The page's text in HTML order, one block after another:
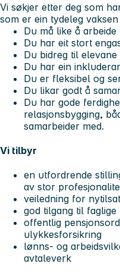
Vi søkjer etter deg som
som er ein tydeleg
Du må like å arbeide
Du har eit stort
Du bidreg til
Du har ein
Du er fleksibel og
Du likar godt å
Du har gode
relasjonsbygging,
samarbeider med.
Vi tilbyr
en utfordrende
av stor
veiledning for
god tilgang til
offentlig
ulykkesforsikring
lønns- og
avtaleverk